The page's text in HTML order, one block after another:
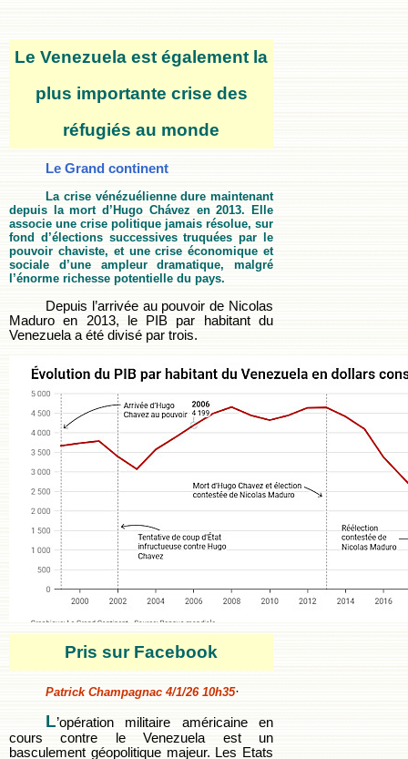
Le Venezuela est également la
plus importante crise des
réfugiés au monde
Le Grand continent
La crise vénézuélienne dure maintenant
depuis la mort d’Hugo Chávez en 2013. Elle
associe une crise politique jamais résolue, sur
fond d’élections successives truquées par le
pouvoir chaviste, et une crise économique et
sociale d’une ampleur dramatique, malgré
l’énorme richesse potentielle du pays.
Depuis l’arrivée au pouvoir de Nicolas
Maduro en 2013, le PIB par habitant du
Venezuela a été divisé par trois.
Pris sur Facebook
Patrick Champagnac 4/1/26 10h35·
L’opération militaire américaine en
cours contre le Venezuela est un
basculement géopolitique majeur. Les Etats